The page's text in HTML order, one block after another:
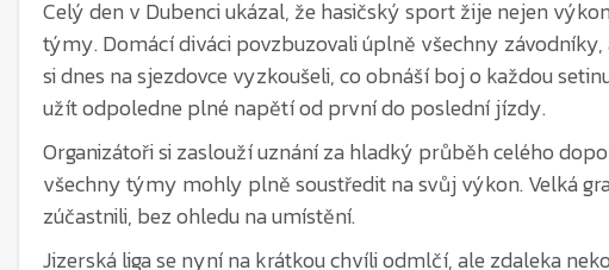
užít odpoledne plné napětí od první do poslední jízdy.
Organizátoři si zaslouží uznání za hladký průběh celého
všechny týmy mohly plně soustředit na svůj výkon. Velká
zúčastnili, bez ohledu na umístění.
Jizerská liga se nyní na krátkou chvíli odmlčí, ale zdaleka
15. 8. na Malé Skále. Tam se soutěžící znovu utkají o cenné
na další porci napínavých soubojů.